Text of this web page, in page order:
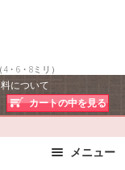
6・8ミリ）
について
カートの中を見る
メニュー